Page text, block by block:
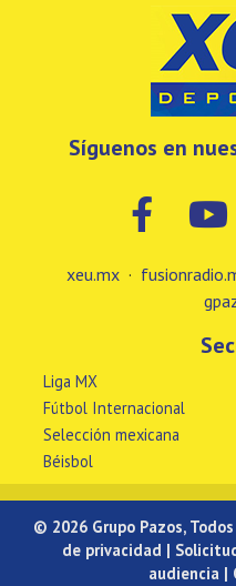
Síguenos en
xeu.mx ·
Liga MX
Fútbol Internacional
Selección mexicana
Béisbol
© 2026 Grupo Pazos,
de privacidad |
audiencia |